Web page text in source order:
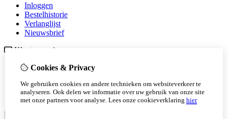
Inloggen
Bestelhistorie
Verlanglijst
Nieuwsbrief
Klantenservice
Contact
Sitemap
Veelgestelde vragen
Cookies & Privacy
We gebruiken cookies en andere technieken om websiteverkeer te
analyseren. Ook delen we informatie over uw gebruik van onze site
met onze partners voor analyse. Lees onze cookieverklaring hier